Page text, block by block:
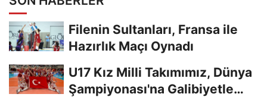
Filenin Sultanları, Fransa ile
Hazırlık Maçı Oynadı
U17 Kız Milli Takımımız, Dünya
Şampiyonası'na Galibiyetle